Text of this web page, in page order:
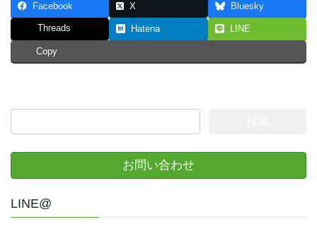
Facebook X Bluesky
Threads Hatena LINE
Copy
索:
お問い合わせ
LINE@